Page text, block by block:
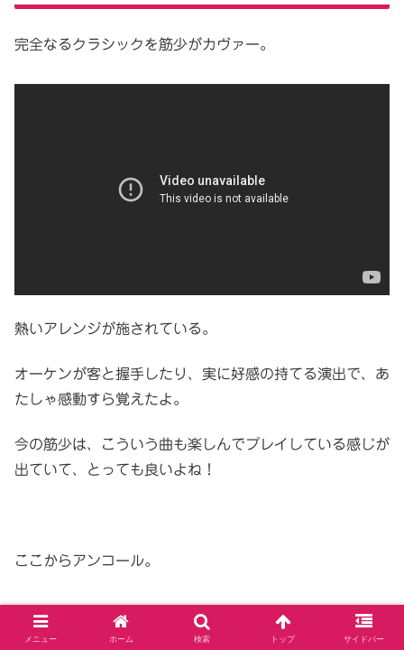
完全なるクラシックを筋少がカヴァー。
熱いアレンジが施されている。
オーケンが客と握手したり、実に好感の持てる演出で、あ
たしゃ感動すら覚えたよ。
今の筋少は、こういう曲も楽しんでプレイしている感じが
出ていて、とっても良いよね！
ここからアンコール。
詩人オウムの世界
メニュー ホーム 検索 トップ サイドバー